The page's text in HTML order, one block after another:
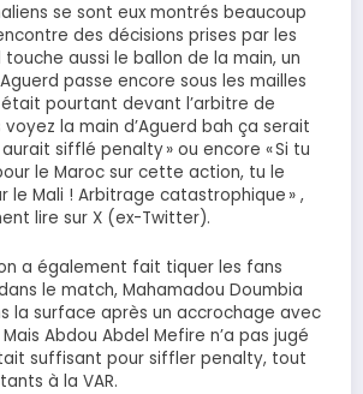
se sont eux montrés beaucoup
des décisions prises par les
touche aussi le ballon de la main, un
passe encore sous les mailles
pourtant devant l’arbitre de
voyez la main d’Aguerd bah ça serait
sifflé penalty » ou encore « Si tu
le Maroc sur cette action, tu le
le Mali ! Arbitrage catastrophique » ,
lire sur X (ex-Twitter).
a également fait tiquer les fans
le match, Mahamadou Doumbia
la surface après un accrochage avec
Abdou Abdel Mefire n’a pas jugé
suffisant pour siffler penalty, tout
à la VAR.